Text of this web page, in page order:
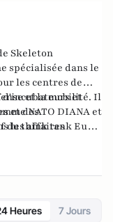
Skeleton
spécialisée dans le
les centres de
et la mobilité. Il
et des
les affaires
travaillé à Paris
d'incubateurs et
NATO DIANA et
du think tank Euro
et orientale.
Heures 7 Jours